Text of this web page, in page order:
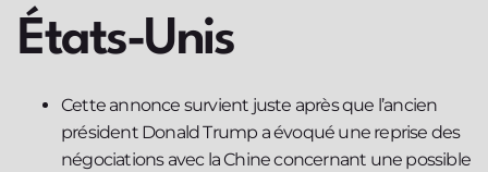
États-Unis
Cette annonce survient juste après que l’ancien
président Donald Trump a évoqué une reprise des
négociations avec la Chine concernant une possible